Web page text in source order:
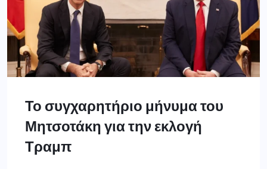
Το συγχαρητήριο μήνυμα του
Μητσοτάκη για την εκλογή
Τραμπ